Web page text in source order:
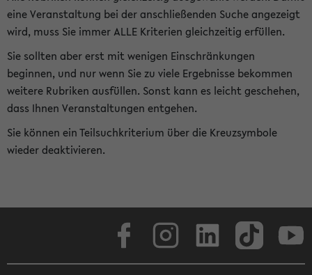
eine Veranstaltung bei der anschließenden Suche angezeigt
wird, muss Sie immer ALLE Kriterien gleichzeitig erfüllen.
Sie sollten aber erst mit wenigen Einschränkungen
beginnen, und nur wenn Sie zu viele Ergebnisse bekommen
weitere Rubriken ausfüllen. Sonst kann es leicht geschehen,
dass Ihnen Veranstaltungen entgehen.
Sie können ein Teilsuchkriterium über die Kreuzsymbole
wieder deaktivieren.